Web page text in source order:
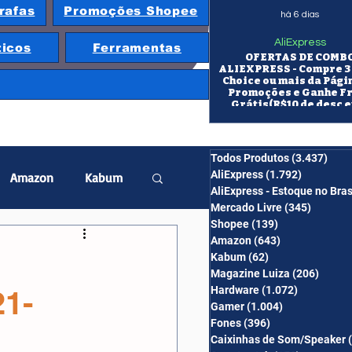
Promoções Shopee
Ferramentas
OFERTAS DE
ALIEXPRESS - Compre
Choice ou mais da
Promoções e Ganhe
Grátis(R$10 de desc
AliExpress
há 6 dias
Amazon Kabum
Projetor
Todos Produtos(3.437)
AliExpress(1.792)
AliExpress - Estoque no
Mercado Livre(345)
Shopee(139)
Amazon(643)
Kabum(62)
Magazine Luiza (206)
Hardware(1.072)
Gamer(1.004)
Fones(396)
Caixinhas de Som/Speaker